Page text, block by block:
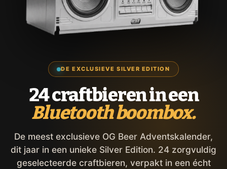
DE EXCLUSIEVE SILVER EDITION
24 craftbieren in een
Bluetooth boombox.
De meest exclusieve OG Beer Adventskalender,
dit jaar in een unieke Silver Edition. 24 zorgvuldig
geselecteerde craftbieren, verpakt in een écht